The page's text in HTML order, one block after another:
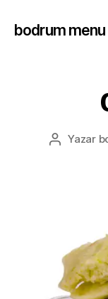
bodrum menu
Yazar